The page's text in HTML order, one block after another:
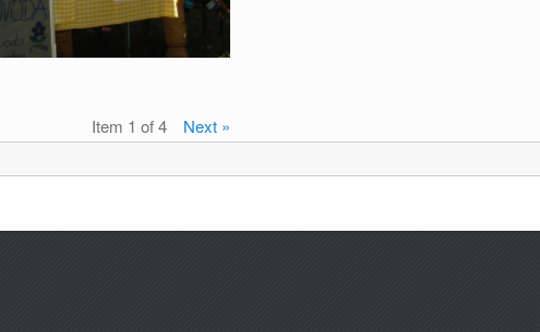
Item 1 of 4 Next »